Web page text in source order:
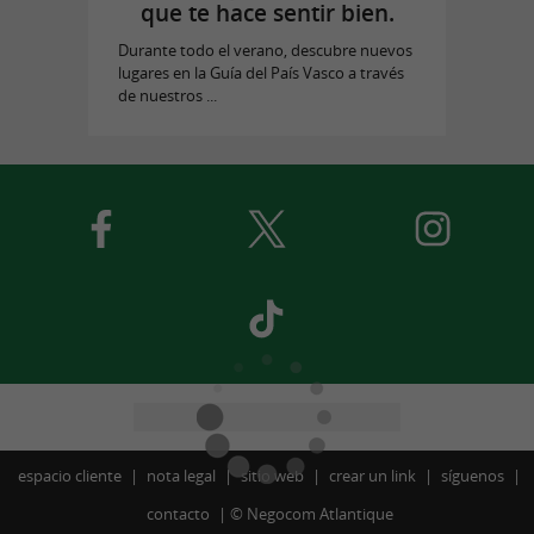
que te hace sentir bien.
Durante todo el verano, descubre nuevos
lugares en la Guía del País Vasco a través
de nuestros ...
espacio cliente nota legal sitio web crear un link
síguenos
contacto
© Negocom Atlantique